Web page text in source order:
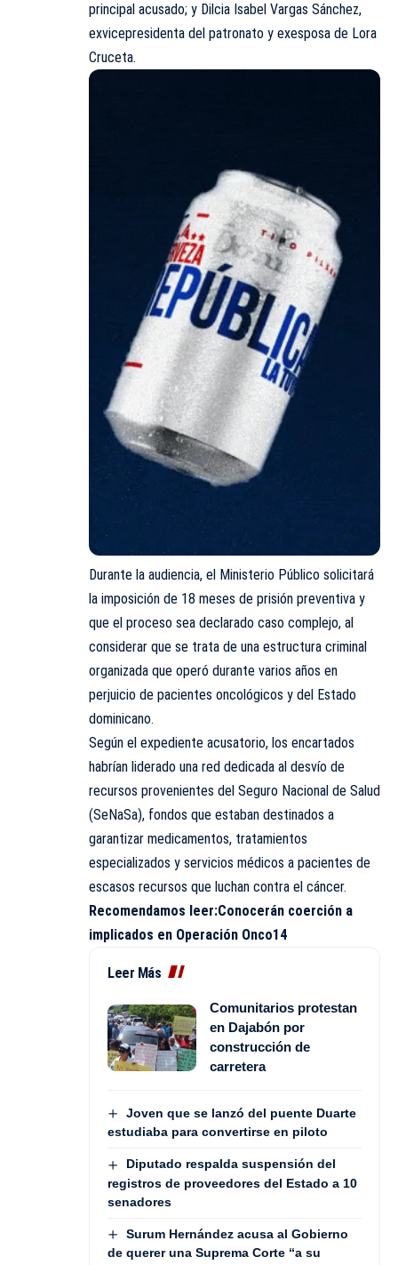
principal acusado; y Dilcia Isabel Vargas Sánchez,
exvicepresidenta del patronato y exesposa de Lora
Cruceta.
Durante la audiencia, el Ministerio Público solicitará
la imposición de 18 meses de prisión preventiva y
que el proceso sea declarado caso complejo, al
considerar que se trata de una estructura criminal
organizada que operó durante varios años en
perjuicio de pacientes oncológicos y del Estado
dominicano.
Según el expediente acusatorio, los encartados
habrían liderado una red dedicada al desvío de
recursos provenientes del Seguro Nacional de Salud
(SeNaSa), fondos que estaban destinados a
garantizar medicamentos, tratamientos
especializados y servicios médicos a pacientes de
escasos recursos que luchan contra el cáncer.
Recomendamos leer:Conocerán coerción a
implicados en Operación Onco14
Leer Más
Comunitarios protestan
en Dajabón por
construcción de
carretera
Joven que se lanzó del puente Duarte
estudiaba para convertirse en piloto
Diputado respalda suspensión del
registros de proveedores del Estado a 10
senadores
Surum Hernández acusa al Gobierno
de querer una Suprema Corte “a su